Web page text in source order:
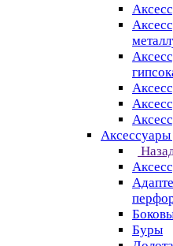
Буры